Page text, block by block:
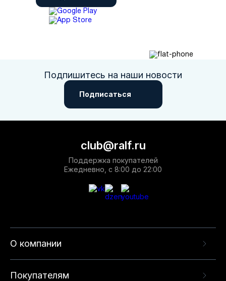
Подпишитесь на наши новости
Подписаться
О компании
Покупателям
club@ralf.ru
Поддержка покупателей
Ежедневно, с 8:00 до 22:00